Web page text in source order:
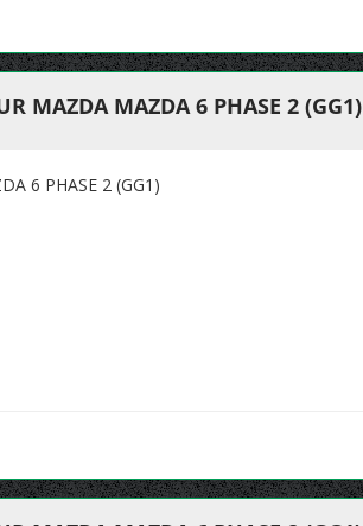
MAZDA MAZDA 6 PHASE 2 (GG1)
6 PHASE 2 (GG1)